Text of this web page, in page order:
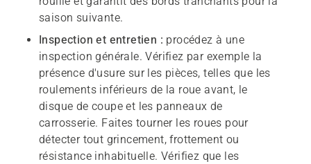
saison suivante.
Inspection et entretien : procédez à une
inspection générale. Vérifiez par exemple la
présence d'usure sur les pièces, telles que les
roulements inférieurs de la roue avant, le
disque de coupe et les panneaux de
carrosserie. Faites tourner les roues pour
détecter tout grincement, frottement ou
résistance inhabituelle. Vérifiez que les